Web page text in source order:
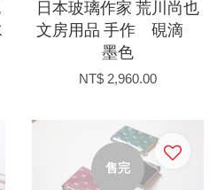
日本玻璃作家 荒川尚也
文房用品 手作 硯滴
墨色
NT$ 2,960.00
售完